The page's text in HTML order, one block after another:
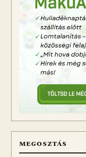
MEGOSZTÁS